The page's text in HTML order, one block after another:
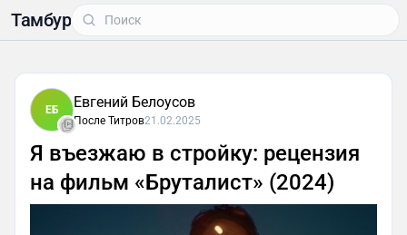
Тамбур
ЕБ Евгений Белоусов
После Титров21.02.2025
Я въезжаю в стройку: рецензия
на фильм «Бруталист» (2024)